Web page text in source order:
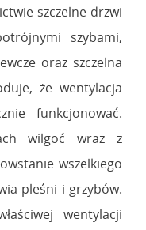
szczelne drzwi
szybami,
oraz szczelna
że wentylacja
funkcjonować.
wilgoć wraz z
wszelkiego
pleśni i grzybów.
wentylacji